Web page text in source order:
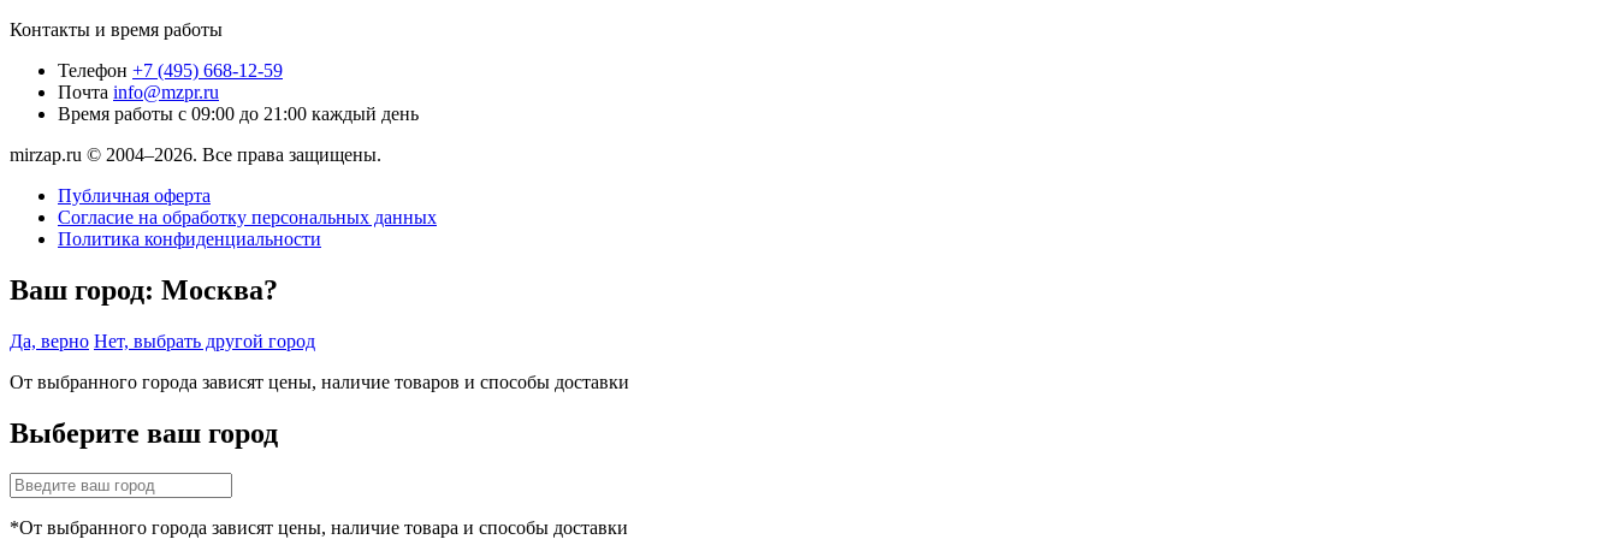
Контакты и время работы
Телефон +7 (495) 668-12-59
Почта info@mzpr.ru
Время работы с 09:00 до 21:00 каждый день
mirzap.ru © 2004–2026. Все права защищены.
Публичная оферта
Согласие на обработку персональных данных
Политика конфиденциальности
Ваш город: Москва?
Да, верно Нет, выбрать другой город
От выбранного города зависят цены, наличие товаров и способы доставки
Выберите ваш город
*От выбранного города зависят цены, наличие товара и способы доставки